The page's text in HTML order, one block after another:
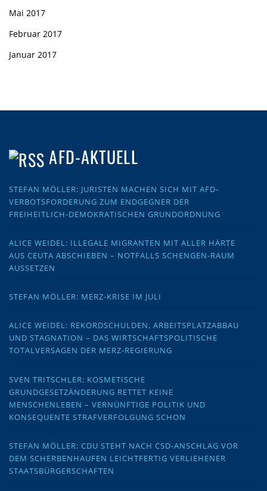
Mai 2017
Februar 2017
Januar 2017
AFD-AKTUELL
STEFAN MÖLLER: JURISTEN MACHEN SICH MIT AFD-
VERBOTSFORDERUNG ZUM ENDGEGNER DER
FREIHEITLICH-DEMOKRATISCHEN GRUNDORDNUNG
ALICE WEIDEL: ILLEGALE MIGRANTEN MIT ALLER HÄRTE
AUS CEUTA ABSCHIEBEN – NOTFALLS SCHENGEN-RAUM
AUSSETZEN
STEFAN MÖLLER: MERZ-KRISE IM JULI
ALICE WEIDEL: REKORDSCHULDEN, ARBEITSPLATZABBAU
UND STAGNATION – DAS WIRTSCHAFTSPOLITISCHE
TOTALVERSAGEN DER MERZ-REGIERUNG
SVEN TRITSCHLER: KOSMETISCHE
GRUNDGESETZÄNDERUNG RETTET KEINE
MENSCHENLEBEN – VERNÜNFTIGE POLITIK UND
KONSEQUENTE STRAFVERFOLGUNG SCHON
STEFAN MÖLLER: CDU STEHT NACH CSD-ANSCHLAG VOR
DEM SCHERBENHAUFEN LEICHTFERTIG VERLIEHENER
STAATSBÜRGERSCHAFTEN